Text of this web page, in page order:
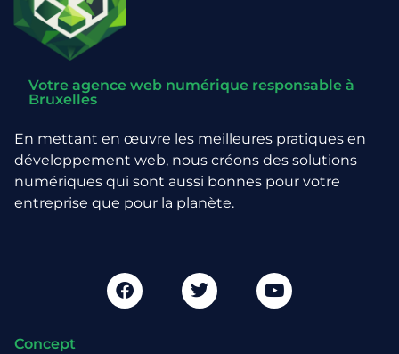
Votre agence web numérique responsable à
Bruxelles
En mettant en œuvre les meilleures pratiques en
développement web, nous créons des solutions
numériques qui sont aussi bonnes pour votre
entreprise que pour la planète.
Concept